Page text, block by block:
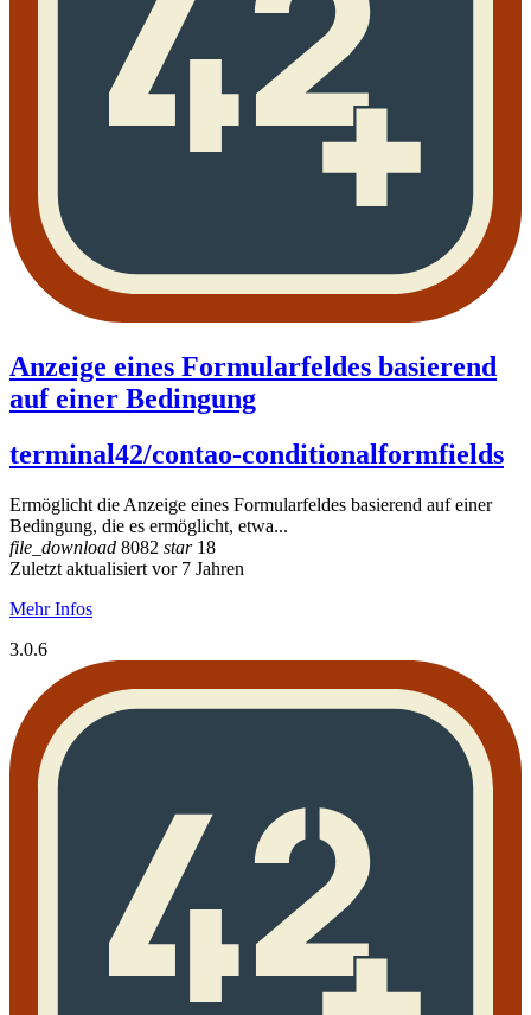
Anzeige eines Formularfeldes basierend
auf einer Bedingung
terminal42/contao-conditionalformfields
Ermöglicht die Anzeige eines Formularfeldes basierend auf einer
Bedingung, die es ermöglicht, etwa...
file_download 8082 star18
Zuletzt aktualisiert vor 7 Jahren
Mehr Infos
3.0.6